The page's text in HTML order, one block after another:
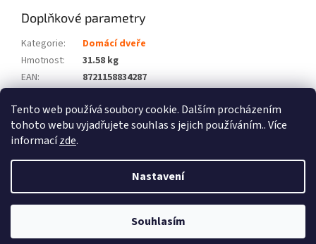
Tento web používá soubory cookie. Dalším procházením
tohoto webu vyjadřujete souhlas s jejich používáním.. Více
informacízde.
Nastavení
Souhlasím
Doplňkové parametry
Kategorie:
Domácí dveře
Hmotnost:
31.58 kg
EAN:
8721158834287
Počet balíků: 2
Vytvořil Shoptet
Zboží XL. Všechna práva vyhrazena.